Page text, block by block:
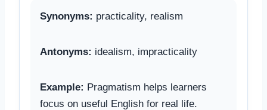
Synonyms: practicality, realism
Antonyms: idealism, impracticality
Example: Pragmatism helps learners
focus on useful English for real life.